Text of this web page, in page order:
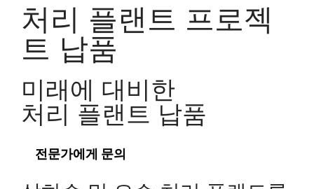
처리 플랜트 프로젝
트 납품
미래에 대비한
처리 플랜트 납품
전문가에게 문의